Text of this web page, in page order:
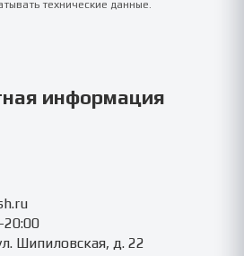
технические данные.
информация
Шипиловская, д. 22